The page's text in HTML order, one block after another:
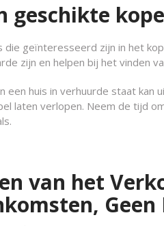
geschikte
die geïnteresseerd zijn in het
zijn en helpen bij het vinden
een huis in verhuurde staat
laten verlopen. Neem de tijd
van het